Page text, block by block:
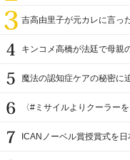
吉高由里子が元カレに言っ
キンコメ高橋が法廷で母親
魔法の認知症ケアの秘密に
〈#ミサイルよりクーラー
ICANノーベル賞授賞式を